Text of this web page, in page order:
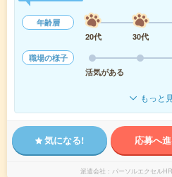
年齢層
20代
30代
職場の様子
活気がある
もっと
気になる! 応募へ
派遣会社 パーソルエクセル